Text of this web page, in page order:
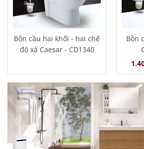
Bồn cầu hai khối - hai chế
độ xả Caesar - CD1340
Bồn